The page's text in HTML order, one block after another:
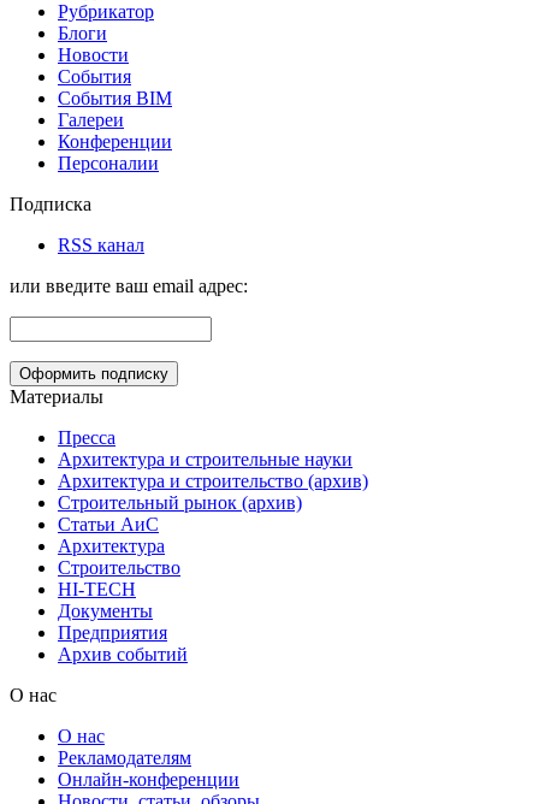
Рубрикатор
Блоги
Новости
События
События BIM
Галереи
Конференции
Персоналии
Подписка
RSS канал
или введите ваш email адрес:
Материалы
Пресса
Архитектура и строительные науки
Архитектура и строительство (архив)
Строительный рынок (архив)
Статьи АиС
Архитектура
Строительство
HI-TECH
Документы
Предприятия
Архив событий
О нас
О нас
Рекламодателям
Онлайн-конференции